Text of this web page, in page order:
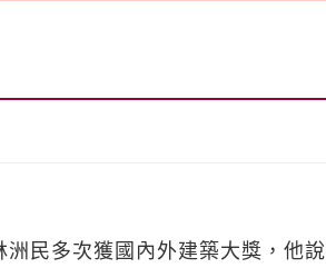
民多次獲國內外建築大獎，他說